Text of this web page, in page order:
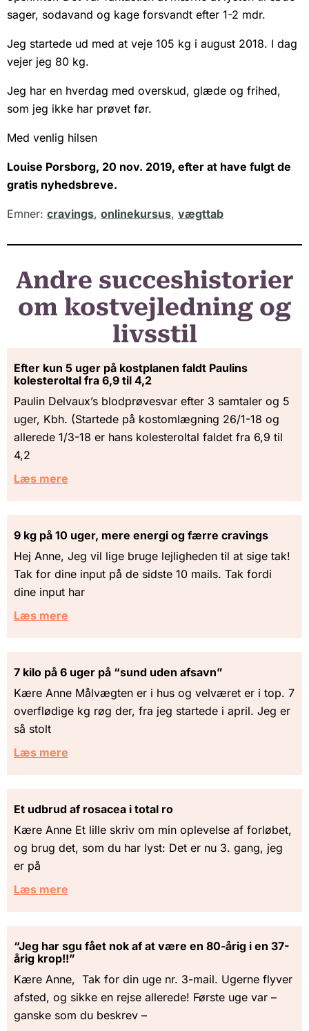
sager, sodavand og kage forsvandt efter 1-2 mdr.
Jeg startede ud med at veje 105 kg i august 2018. I dag
vejer jeg 80 kg.
Jeg har en hverdag med overskud, glæde og frihed,
som jeg ikke har prøvet før.
Med venlig hilsen
Louise Porsborg, 20 nov. 2019, efter at have fulgt de
gratis nyhedsbreve.
Emner: cravings, onlinekursus, vægttab
Andre succeshistorier
om kostvejledning og
livsstil
Efter kun 5 uger på kostplanen faldt Paulins
kolesteroltal fra 6,9 til 4,2
Paulin Delvaux’s blodprøvesvar efter 3 samtaler og 5
uger, Kbh. (Startede på kostomlægning 26/1-18 og
allerede 1/3-18 er hans kolesteroltal faldet fra 6,9 til
4,2
Læs mere
9 kg på 10 uger, mere energi og færre cravings
Hej Anne, Jeg vil lige bruge lejligheden til at sige tak!
Tak for dine input på de sidste 10 mails. Tak fordi
dine input har
Læs mere
7 kilo på 6 uger på “sund uden afsavn”
Kære Anne Målvægten er i hus og velværet er i top. 7
overflødige kg røg der, fra jeg startede i april. Jeg er
så stolt
Læs mere
Et udbrud af rosacea i total ro
Kære Anne Et lille skriv om min oplevelse af forløbet,
og brug det, som du har lyst: Det er nu 3. gang, jeg
er på
Læs mere
“Jeg har sgu fået nok af at være en 80-årig i en 37-
årig krop!!”
Kære Anne, Tak for din uge nr. 3-mail. Ugerne flyver
afsted, og sikke en rejse allerede! Første uge var –
ganske som du beskrev –